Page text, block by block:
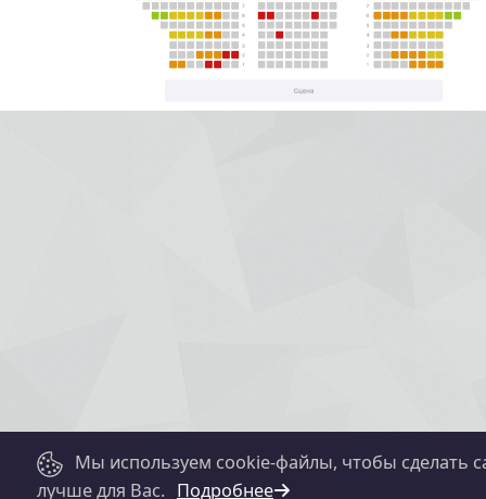
Мы используем cookie-файлы, чтобы сделать
лучше для Вас. Подробнее